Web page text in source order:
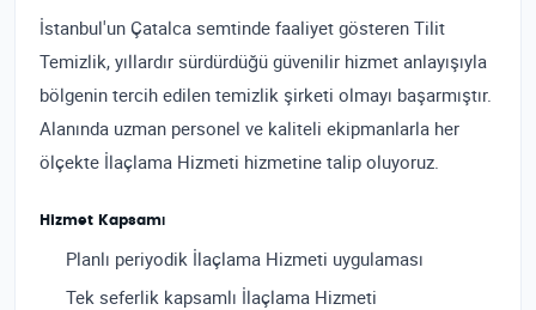
İstanbul'un Çatalca semtinde faaliyet gösteren Tilit
Temizlik, yıllardır sürdürdüğü güvenilir hizmet anlayışıyla
bölgenin tercih edilen temizlik şirketi olmayı başarmıştır.
Alanında uzman personel ve kaliteli ekipmanlarla her
ölçekte İlaçlama Hizmeti hizmetine talip oluyoruz.
Hizmet Kapsamı
Planlı periyodik İlaçlama Hizmeti uygulaması
Tek seferlik kapsamlı İlaçlama Hizmeti